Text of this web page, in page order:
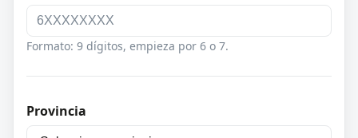
Formato: 9 dígitos, empieza por 6 o 7.
Provincia